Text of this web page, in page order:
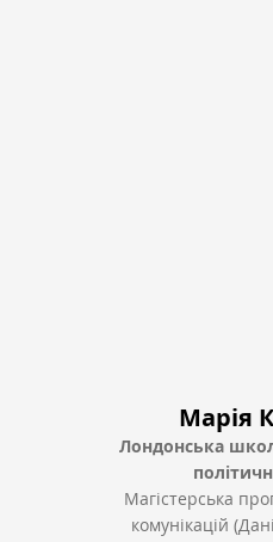
Марія
Лондонська
Магістерська
комунікацій